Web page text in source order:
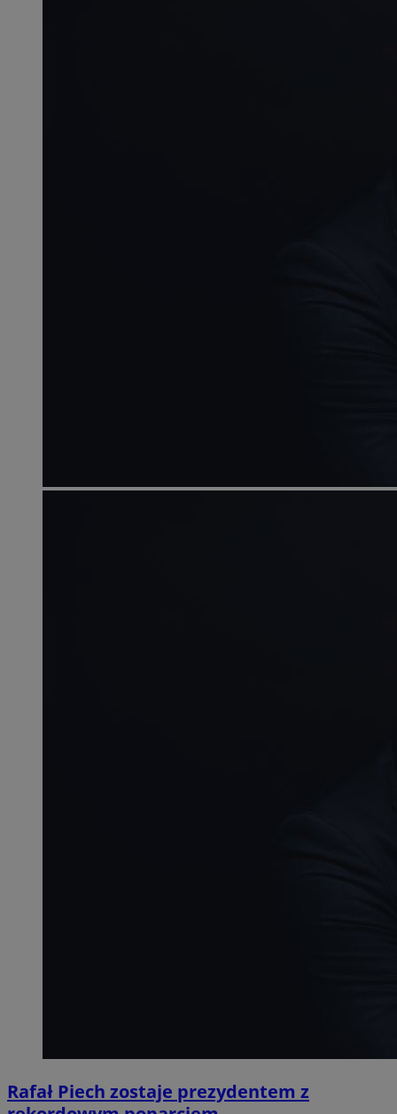
Rafał Piech zostaje prezydentem z